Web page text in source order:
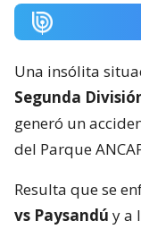
Una insólita
Segunda
generó un
del Parque
Resulta que se
vs Paysandú y a